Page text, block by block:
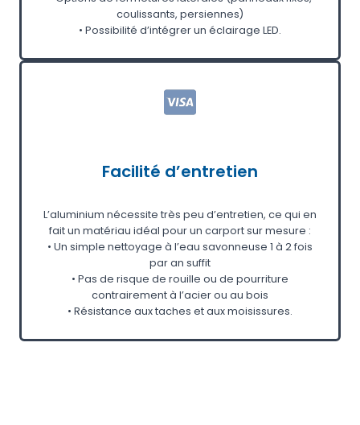
coulissants, persiennes)
• Possibilité d’intégrer un éclairage LED.
Facilité d’entretien
L’aluminium nécessite très peu d’entretien, ce qui en
fait un matériau idéal pour un carport sur mesure :
• Un simple nettoyage à l’eau savonneuse 1 à 2 fois
par an suffit
• Pas de risque de rouille ou de pourriture
contrairement à l’acier ou au bois
• Résistance aux taches et aux moisissures.